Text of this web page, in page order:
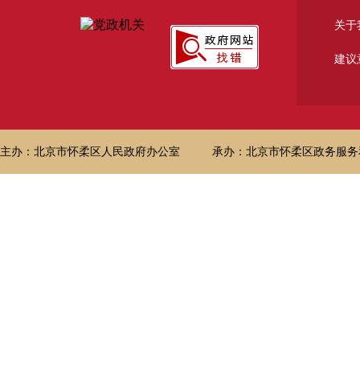
关于
建议
主办：北京市怀柔区人民政府办公室 承办：北京市怀柔区政务服